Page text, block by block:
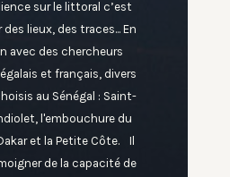
sur le littoral c’est
lieux, des traces... En
avec des chercheurs
et français, divers
au Sénégal : Saint-
l'embouchure du
et la Petite Côte. Il
de la capacité de